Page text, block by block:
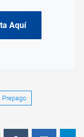
Aquí
Prepago